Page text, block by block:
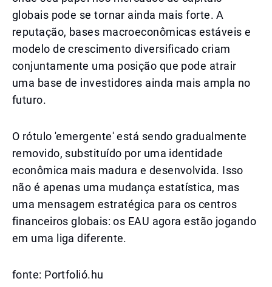
globais pode se tornar ainda mais forte. A
reputação, bases macroeconômicas estáveis e
modelo de crescimento diversificado criam
conjuntamente uma posição que pode atrair
uma base de investidores ainda mais ampla no
futuro.
O rótulo 'emergente' está sendo gradualmente
removido, substituído por uma identidade
econômica mais madura e desenvolvida. Isso
não é apenas uma mudança estatística, mas
uma mensagem estratégica para os centros
financeiros globais: os EAU agora estão jogando
em uma liga diferente.
fonte: Portfolió.hu